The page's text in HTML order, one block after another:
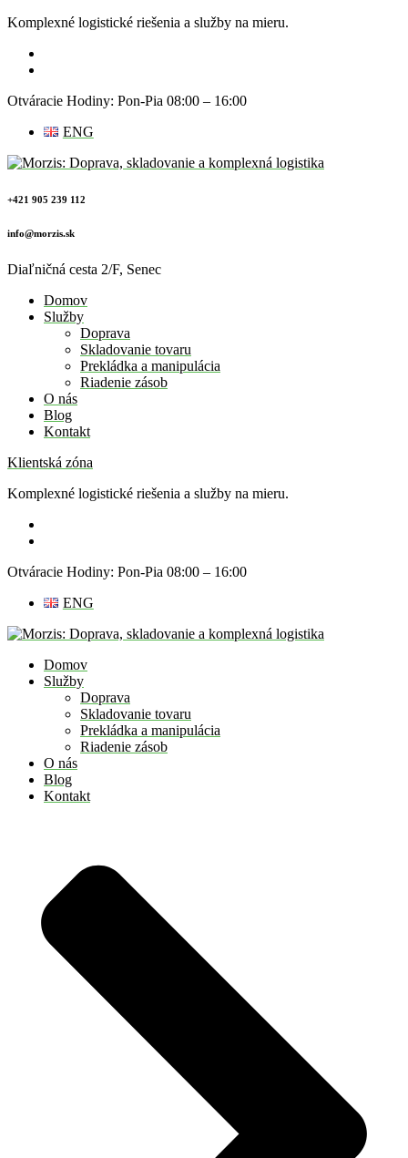
Komplexné logistické riešenia a služby na mieru.
Otváracie Hodiny: Pon-Pia 08:00 – 16:00
ENG
+421 905 239 112
info@morzis.sk
Diaľničná cesta 2/F, Senec
Domov
Služby
Doprava
Skladovanie tovaru
Prekládka a manipulácia
Riadenie zásob
O nás
Blog
Kontakt
Klientská zóna
Komplexné logistické riešenia a služby na mieru.
Otváracie Hodiny: Pon-Pia 08:00 – 16:00
ENG
Domov
Služby
Doprava
Skladovanie tovaru
Prekládka a manipulácia
Riadenie zásob
O nás
Blog
Kontakt